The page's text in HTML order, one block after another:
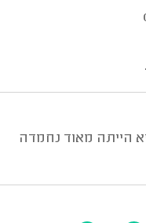
הייתה מאוד נחמדה